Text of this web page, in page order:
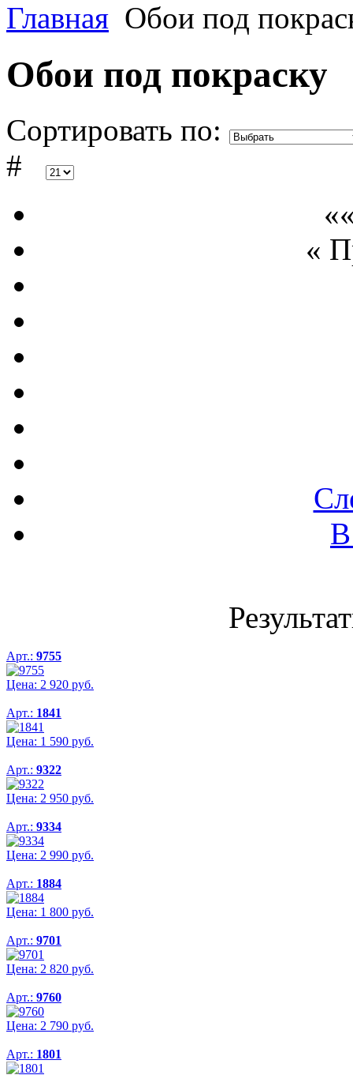
Главная Обои под
Обои под покраску
Сортировать по:
#
«
Арт.: 9755
Цена: 2 920 руб.
Арт.: 1841
Цена: 1 590 руб.
Арт.: 9322
Цена: 2 950 руб.
Арт.: 9334
Цена: 2 990 руб.
Арт.: 1884
Цена: 1 800 руб.
Арт.: 9701
Цена: 2 820 руб.
Арт.: 9760
Цена: 2 790 руб.
Арт.: 1801